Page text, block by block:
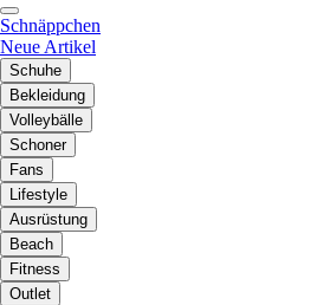
Schnäppchen
Neue Artikel
Schuhe
Bekleidung
Volleybälle
Schoner
Fans
Lifestyle
Ausrüstung
Beach
Fitness
Outlet